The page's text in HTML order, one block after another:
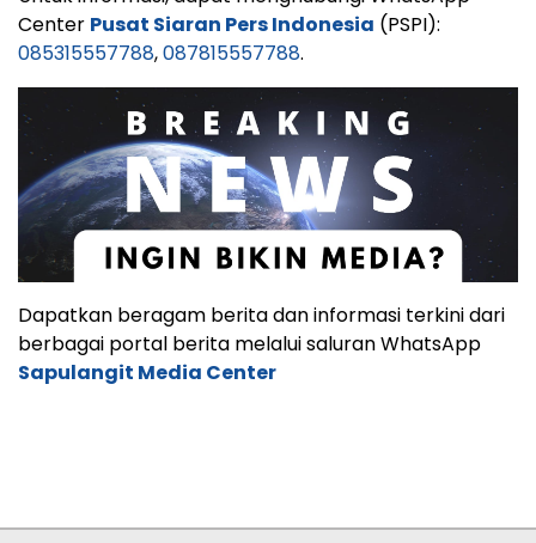
Center Pusat Siaran Pers Indonesia (PSPI):
085315557788,087815557788.
Dapatkan beragam berita dan informasi terkini dari
berbagai portal berita melalui saluran WhatsApp
Sapulangit Media Center